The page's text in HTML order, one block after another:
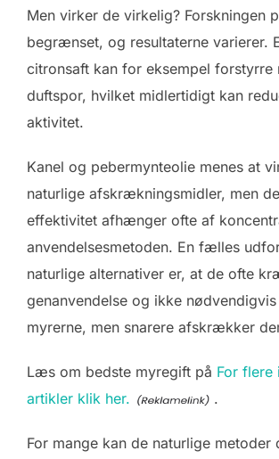
Men virker de virkelig? Forskningen
begrænset, og resultaterne varierer.
citronsaft kan for eksempel forstyrre
duftspor, hvilket midlertidigt kan
aktivitet.
Kanel og pebermynteolie menes at
naturlige afskrækningsmidler, men
effektivitet afhænger ofte af
anvendelsesmetoden. En fælles
naturlige alternativer er, at de ofte
genanvendelse og ikke
myrerne, men snarere afskrækker
Læs om bedste myregift på For flere
artikler klik her.
.
For mange kan de naturlige